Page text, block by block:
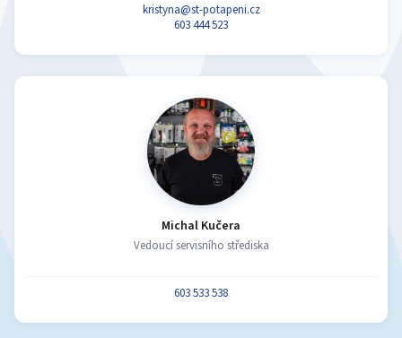
kristyna@st-potapeni.cz
603 444 523
Michal Kučera
Vedoucí servisního střediska
603 533 538